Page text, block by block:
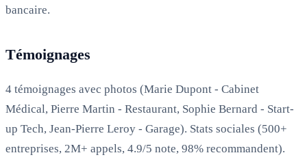
bancaire.
Témoignages
4 témoignages avec photos (Marie Dupont - Cabinet
Médical, Pierre Martin - Restaurant, Sophie Bernard - Start-
up Tech, Jean-Pierre Leroy - Garage). Stats sociales (500+
entreprises, 2M+ appels, 4.9/5 note, 98% recommandent).